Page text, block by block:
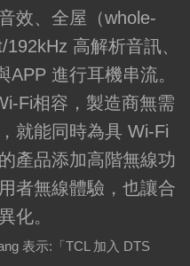
效、全屋（whole-
高解析音訊、
進行耳機串流。
Fi相容，製造商無需
就能同時為具 Wi-Fi
產品添加高階無線功
者無線體驗，也讓合
化。
表示: 「 TCL 加入 DTS